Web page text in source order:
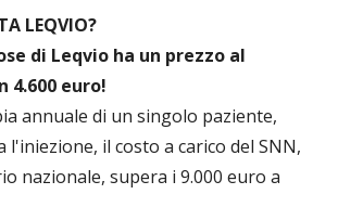
LEQVIO?
di Leqvio ha un prezzo al
4.600 euro!
annuale di un singolo paziente,
l'iniezione, il costo a carico del SNN,
nazionale, supera i 9.000 euro a